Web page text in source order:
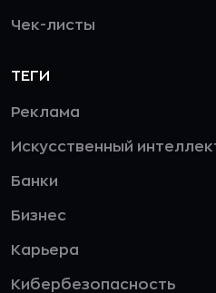
Чек-листы
ТЕГИ
Реклама
Искусственный
Банки
Бизнес
Карьера
Кибербезопасность